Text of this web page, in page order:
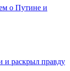
о Путине и
и раскрыл правду